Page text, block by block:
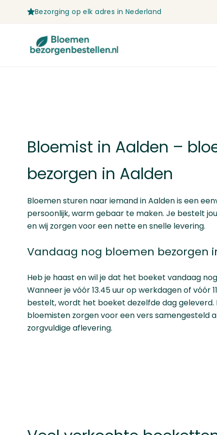
Bezorging op elk adres in Nederland
Bloemist in Aalden –
bezorgen in Aalden
Bloemen sturen naar iemand in Aalden is een
persoonlijk, warm gebaar te maken. Je bestelt
en wij zorgen voor een nette en snelle levering.
Vandaag nog bloemen bezorgen
Heb je haast en wil je dat het boeket vandaag
Wanneer je vóór 13.45 uur op werkdagen of vóór
bestelt, wordt het boeket dezelfde dag geleverd.
bloemisten zorgen voor een vers samengesteld
zorgvuldige aflevering.